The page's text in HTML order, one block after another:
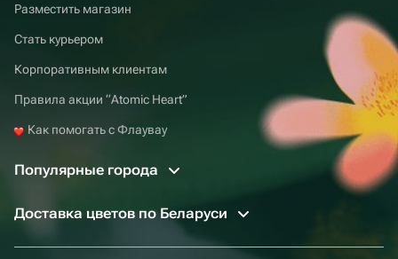
Разместить магазин
Стать курьером
Корпоративным клиентам
Правила акции “Atomic Heart”
Как помогать с Флаувау
Популярные города
Доставка цветов по Беларуси